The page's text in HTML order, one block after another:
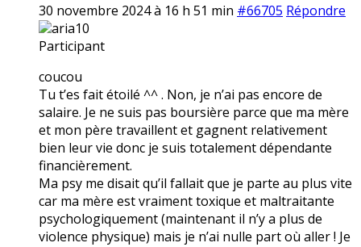
30 novembre 2024 à 16 h 51 min #66705 Répondre
aria10
Participant
coucou
Tu t’es fait étoilé ^^ . Non, je n’ai pas encore de
salaire. Je ne suis pas boursière parce que ma mère
et mon père travaillent et gagnent relativement
bien leur vie donc je suis totalement dépendante
financièrement.
Ma psy me disait qu’il fallait que je parte au plus vite
car ma mère est vraiment toxique et maltraitante
psychologiquement (maintenant il n’y a plus de
violence physique) mais je n’ai nulle part où aller ! Je